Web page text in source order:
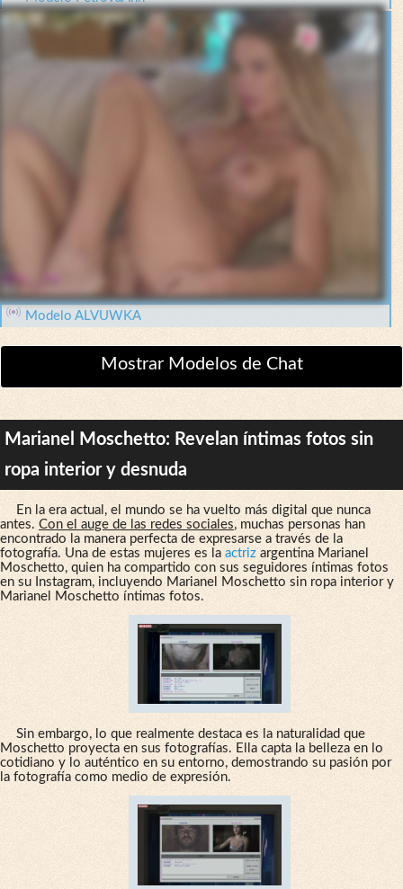
Modelo ALVUWKA
Mostrar Modelos de Chat
Marianel Moschetto: Revelan íntimas fotos sin
ropa interior y desnuda
En la era actual, el mundo se ha vuelto más digital que nunca
antes. Con el auge de las redes sociales, muchas personas han
encontrado la manera perfecta de expresarse a través de la
fotografía. Una de estas mujeres es la actriz argentina Marianel
Moschetto, quien ha compartido con sus seguidores íntimas fotos
en su Instagram, incluyendo Marianel Moschetto sin ropa interior y
Marianel Moschetto íntimas fotos.
Sin embargo, lo que realmente destaca es la naturalidad que
Moschetto proyecta en sus fotografías. Ella capta la belleza en lo
cotidiano y lo auténtico en su entorno, demostrando su pasión por
la fotografía como medio de expresión.